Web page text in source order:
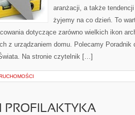
aranżacji, a także
żyjemy na co dzień. To
dotyczące zarówno wielkich ikon
z urządzaniem domu. Polecamy Poradnik
Na stronie czytelnik […]
PROFILAKTYKA